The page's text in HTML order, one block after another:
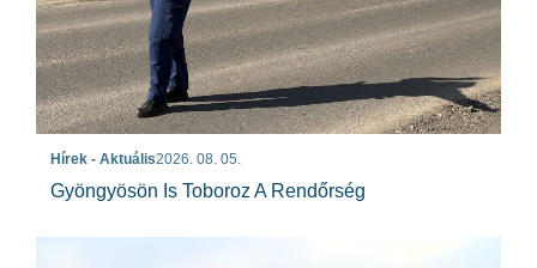
Hírek - Aktuális2026. 08. 05.
Gyöngyösön Is Toboroz A Rendőrség